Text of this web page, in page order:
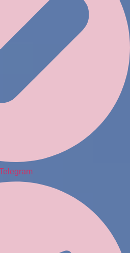
Telegram